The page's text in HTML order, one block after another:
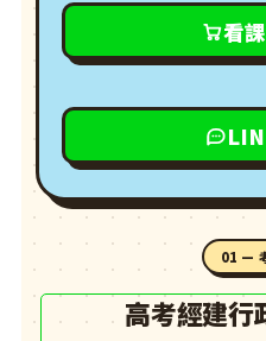
看
01 —
高考經建行